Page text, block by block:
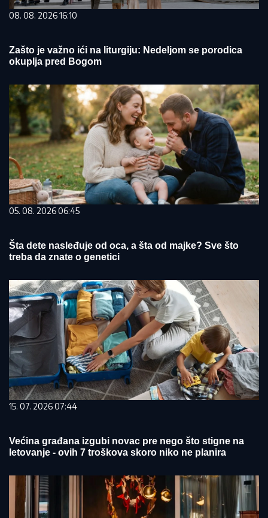
08. 08. 2026 16:10
Zašto je važno ići na liturgiju: Nedeljom se porodica
okuplja pred Bogom
05. 08. 2026 06:45
Šta dete nasleđuje od oca, a šta od majke? Sve što
treba da znate o genetici
15. 07. 2026 07:44
Većina građana izgubi novac pre nego što stigne na
letovanje - ovih 7 troškova skoro niko ne planira